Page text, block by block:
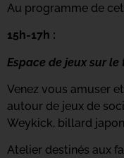
Au programme de
15h-17h :
Espace de jeux sur
Venez vous amuser
autour de jeux de
Weykick, billard
Atelier destinés aux